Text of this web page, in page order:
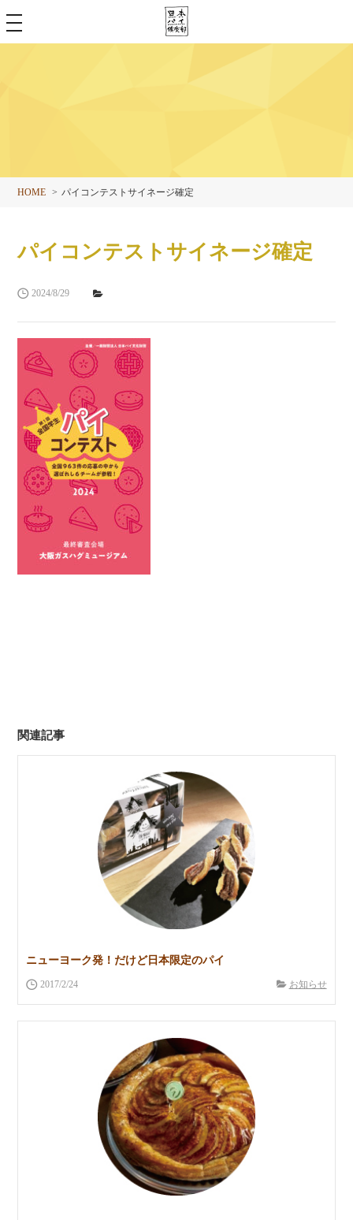
toggle
navigation
HOME パイコンテストサイネージ確定
パイコンテストサイネージ確定
2024/8/29
関連記事
ニューヨーク発！だけど日本限定のパイ
2017/2/24 お知らせ